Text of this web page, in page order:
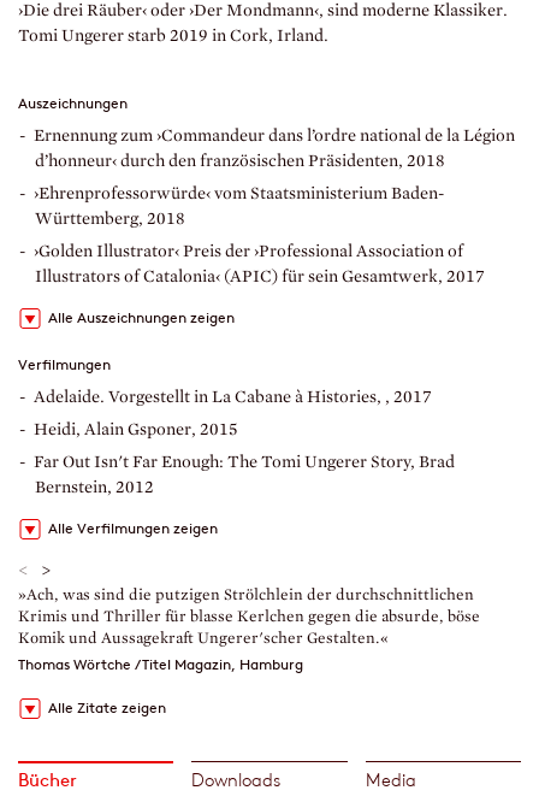
›Die drei Räuber‹ oder ›Der Mondmann‹, sind moderne Klassiker.
Tomi Ungerer starb 2019 in Cork, Irland.
Auszeichnungen
Ernennung zum ›Commandeur dans l’ordre national de la Légion
d’honneur‹ durch den französischen Präsidenten, 2018
›Ehrenprofessorwürde‹ vom Staatsministerium Baden-
Württemberg, 2018
›Golden Illustrator‹ Preis der ›Professional Association of
Illustrators of Catalonia‹ (APIC) für sein Gesamtwerk, 2017
Alle Auszeichnungen zeigen
Verfilmungen
Adelaide. Vorgestellt in La Cabane à Histories, , 2017
Heidi, Alain Gsponer, 2015
Far Out Isn't Far Enough: The Tomi Ungerer Story, Brad
Bernstein, 2012
Alle Verfilmungen zeigen
< >
»Ach, was sind die putzigen Strölchlein der durchschnittlichen
Krimis und Thriller für blasse Kerlchen gegen die absurde, böse
Komik und Aussagekraft Ungerer'scher Gestalten.«
Thomas Wörtche / Titel Magazin, Hamburg
Alle Zitate zeigen
Bücher Downloads Media